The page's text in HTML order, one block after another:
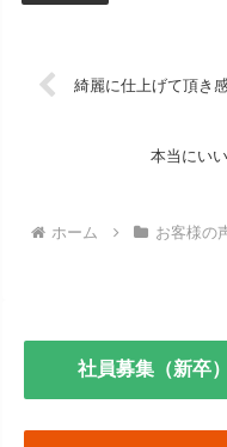
綺麗に仕上げて頂き
本当にい
ホーム お客様の
社員募集（新卒）